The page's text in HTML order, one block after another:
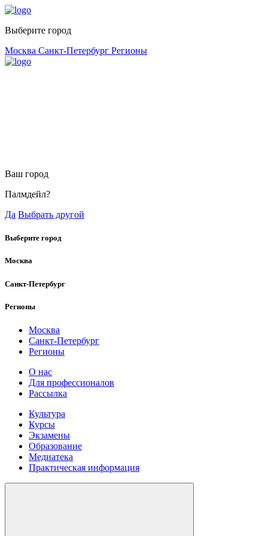
Выберите город
Москва Санкт-Петербург Регионы
Ваш город
Палмдейл?
Да Выбрать другой
Выберите город
Москва
Санкт-Петербург
Регионы
Москва
Санкт-Петербург
Регионы
О нас
Для профессионалов
Рассылка
Культура
Курсы
Экзамены
Образование
Медиатека
Практическая информация